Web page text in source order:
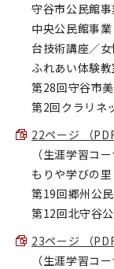
守谷市公民館事
中央公民館事
台技術講座／女
ふれあい体験
第28回守谷市
第2回クラリネ
22ページ （
（生涯学習コー
もりや学びの
第19回郷州公
第12回北守谷
23ページ （
（生涯学習コ